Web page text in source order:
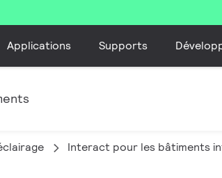
Applications Supports
Interact pour les bâtiments